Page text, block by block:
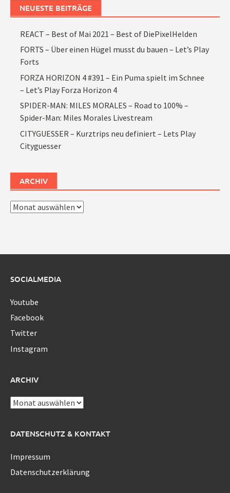
NEUESTE BEITRÄGE
REACT – Best of Mai 2021 – Best of DiePixelHelden
FORTS – Über einen Hügel musst du bauen – Let’s Play
Forts
FORZA HORIZON 4 #391 – Ein Puma spielt im Schnee
– Let’s Play Forza Horizon 4
SPIDER-MAN: MILES MORALES – Road to 100% –
Spider-Man: Miles Morales Livestream
CITYGUESSER – Kurztrips neu definiert – Lets Play
Cityguesser
ARCHIV
Archiv
SOCIALMEDIA
Youtube
Facebook
Twitter
Instagram
ARCHIV
Archiv
DATENSCHUTZ & KONTAKT
Impressum
Datenschutzerklärung